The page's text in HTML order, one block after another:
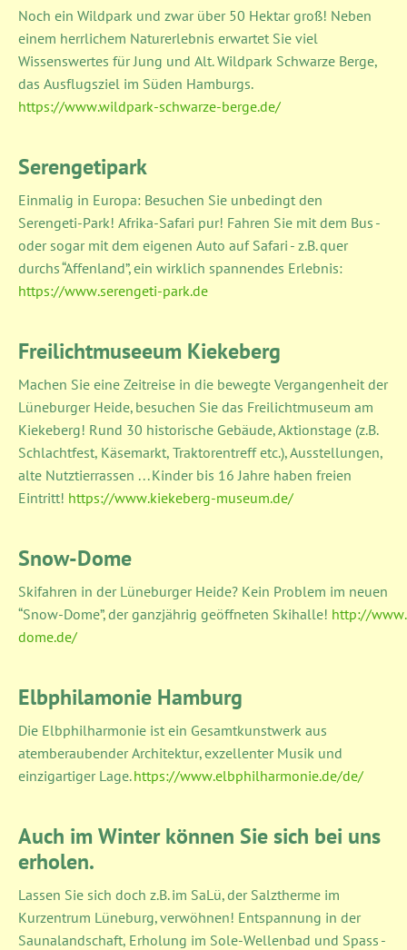
Noch ein Wildpark und zwar über 50 Hektar groß! Neben
einem herrlichem Naturerlebnis erwartet Sie viel
Wissenswertes für Jung und Alt. Wildpark Schwarze Berge,
das Ausflugsziel im Süden Hamburgs.
https://www.wildpark-schwarze-berge.de/
Serengetipark
Einmalig in Europa: Besuchen Sie unbedingt den
Serengeti-Park! Afrika-Safari pur! Fahren Sie mit dem Bus -
oder sogar mit dem eigenen Auto auf Safari - z.B. quer
durchs “Affenland”, ein wirklich spannendes Erlebnis:
https://www.serengeti-park.de
Freilichtmuseeum Kiekeberg
Machen Sie eine Zeitreise in die bewegte Vergangenheit der
Lüneburger Heide, besuchen Sie das Freilichtmuseum am
Kiekeberg! Rund 30 historische Gebäude, Aktionstage (z.B.
Schlachtfest, Käsemarkt, Traktorentreff etc.), Ausstellungen,
alte Nutztierrassen . . . Kinder bis 16 Jahre haben freien
Eintritt! https://www.kiekeberg-museum.de/
Snow-Dome
Skifahren in der Lüneburger Heide? Kein Problem im neuen
“Snow-Dome”, der ganzjährig geöffneten Skihalle! http://
dome.de/
Elbphilamonie Hamburg
Die Elbphilharmonie ist ein Gesamtkunstwerk aus
atemberaubender Architektur, exzellenter Musik und
einzigartiger Lage.https://www.elbphilharmonie.de/de/
Auch im Winter können Sie sich bei uns
erholen.
Lassen Sie sich doch z.B. im SaLü, der Salztherme im
Kurzentrum Lüneburg, verwöhnen! Entspannung in der
Saunalandschaft, Erholung im Sole-Wellenbad und Spass -